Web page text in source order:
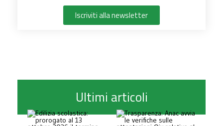
Iscriviti alla newsletter
Ultimi articoli